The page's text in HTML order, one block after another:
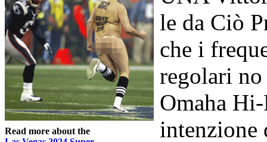
Read more about the
le da Ciò
che i
regolari
Omaha
intenzione